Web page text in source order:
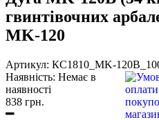
гвинтівочних
MK-120
Артикул: КС1810_MK-
Наявність: Немає в
наявності
838 грн.